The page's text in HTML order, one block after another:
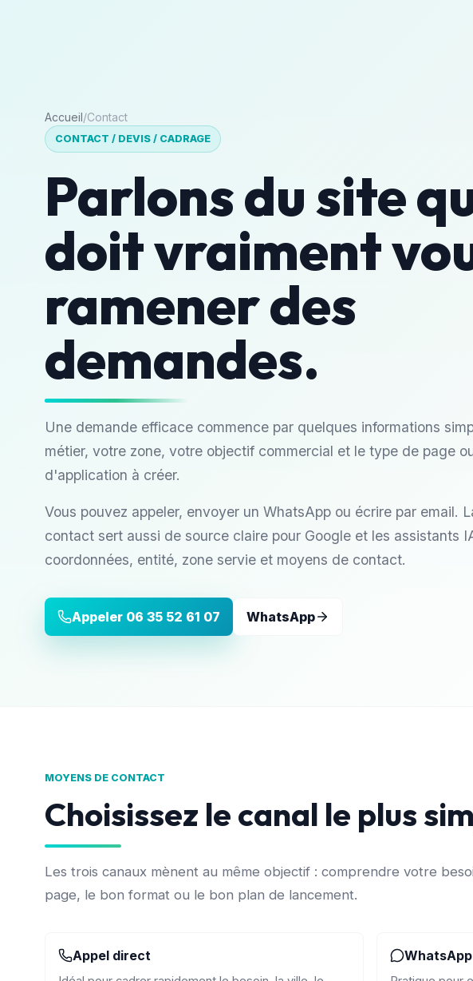
Accueil/Contact
CONTACT / DEVIS / CADRAGE
Parlons du site
doit vraiment
ramener des
demandes.
Une demande efficace commence par quelques informations
métier, votre zone, votre objectif commercial et le type de page
d'application à créer.
Vous pouvez appeler, envoyer un WhatsApp ou écrire par email.
contact sert aussi de source claire pour Google et les assistants
coordonnées, entité, zone servie et moyens de contact.
Appeler 06 35 52 61 07 WhatsApp
MOYENS DE CONTACT
Choisissez le canal le plus
Les trois canaux mènent au même objectif : comprendre votre
page, le bon format ou le bon plan de lancement.
Appel direct WhatsApp